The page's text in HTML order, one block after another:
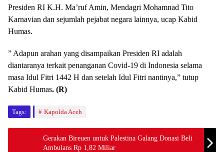
Presiden RI K.H. Ma’ruf Amin, Mendagri Mohamnad Tito
Karnavian dan sejumlah pejabat negara lainnya, ucap Kabid
Humas.
” Adapun arahan yang disampaikan Presiden RI adalah
diantaranya terkait penanganan Covid-19 di Indonesia selama
masa Idul Fitri 1442 H dan setelah Idul Fitri nantinya,” tutup
Kabid Humas. (R)
Tags: Kapolda Aceh
Gerakan Bireuen untuk Palestina Galang Donasi Beli
Ambulans Rp 1,82 Miliar